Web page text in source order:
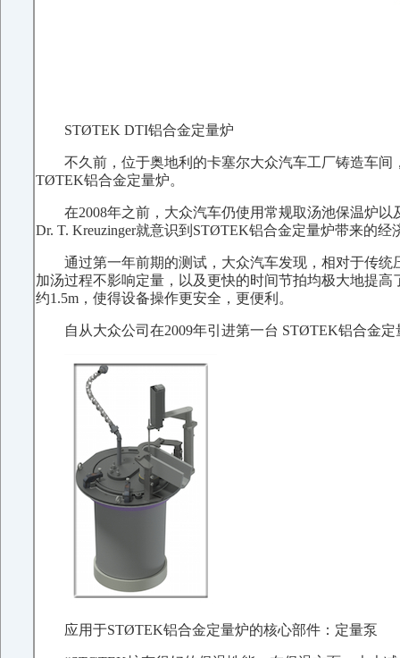
STØTEK DTI铝合金定量炉
不久前，位于奥地利的卡塞尔大众汽车工厂铸造车
TØTEK铝合金定量炉。
在2008年之前，大众汽车仍使用常规取汤池保温炉
Dr. T. Kreuzinger就意识到STØTEK铝合金定量炉带来的
通过第一年前期的测试，大众汽车发现，相对于传
加汤过程不影响定量，以及更快的时间节拍均极大地提
约1.5m，使得设备操作更安全，更便利。
自从大众公司在2009年引进第一台 STØTEK铝合金
应用于STØTEK铝合金定量炉的核心部件：定量泵